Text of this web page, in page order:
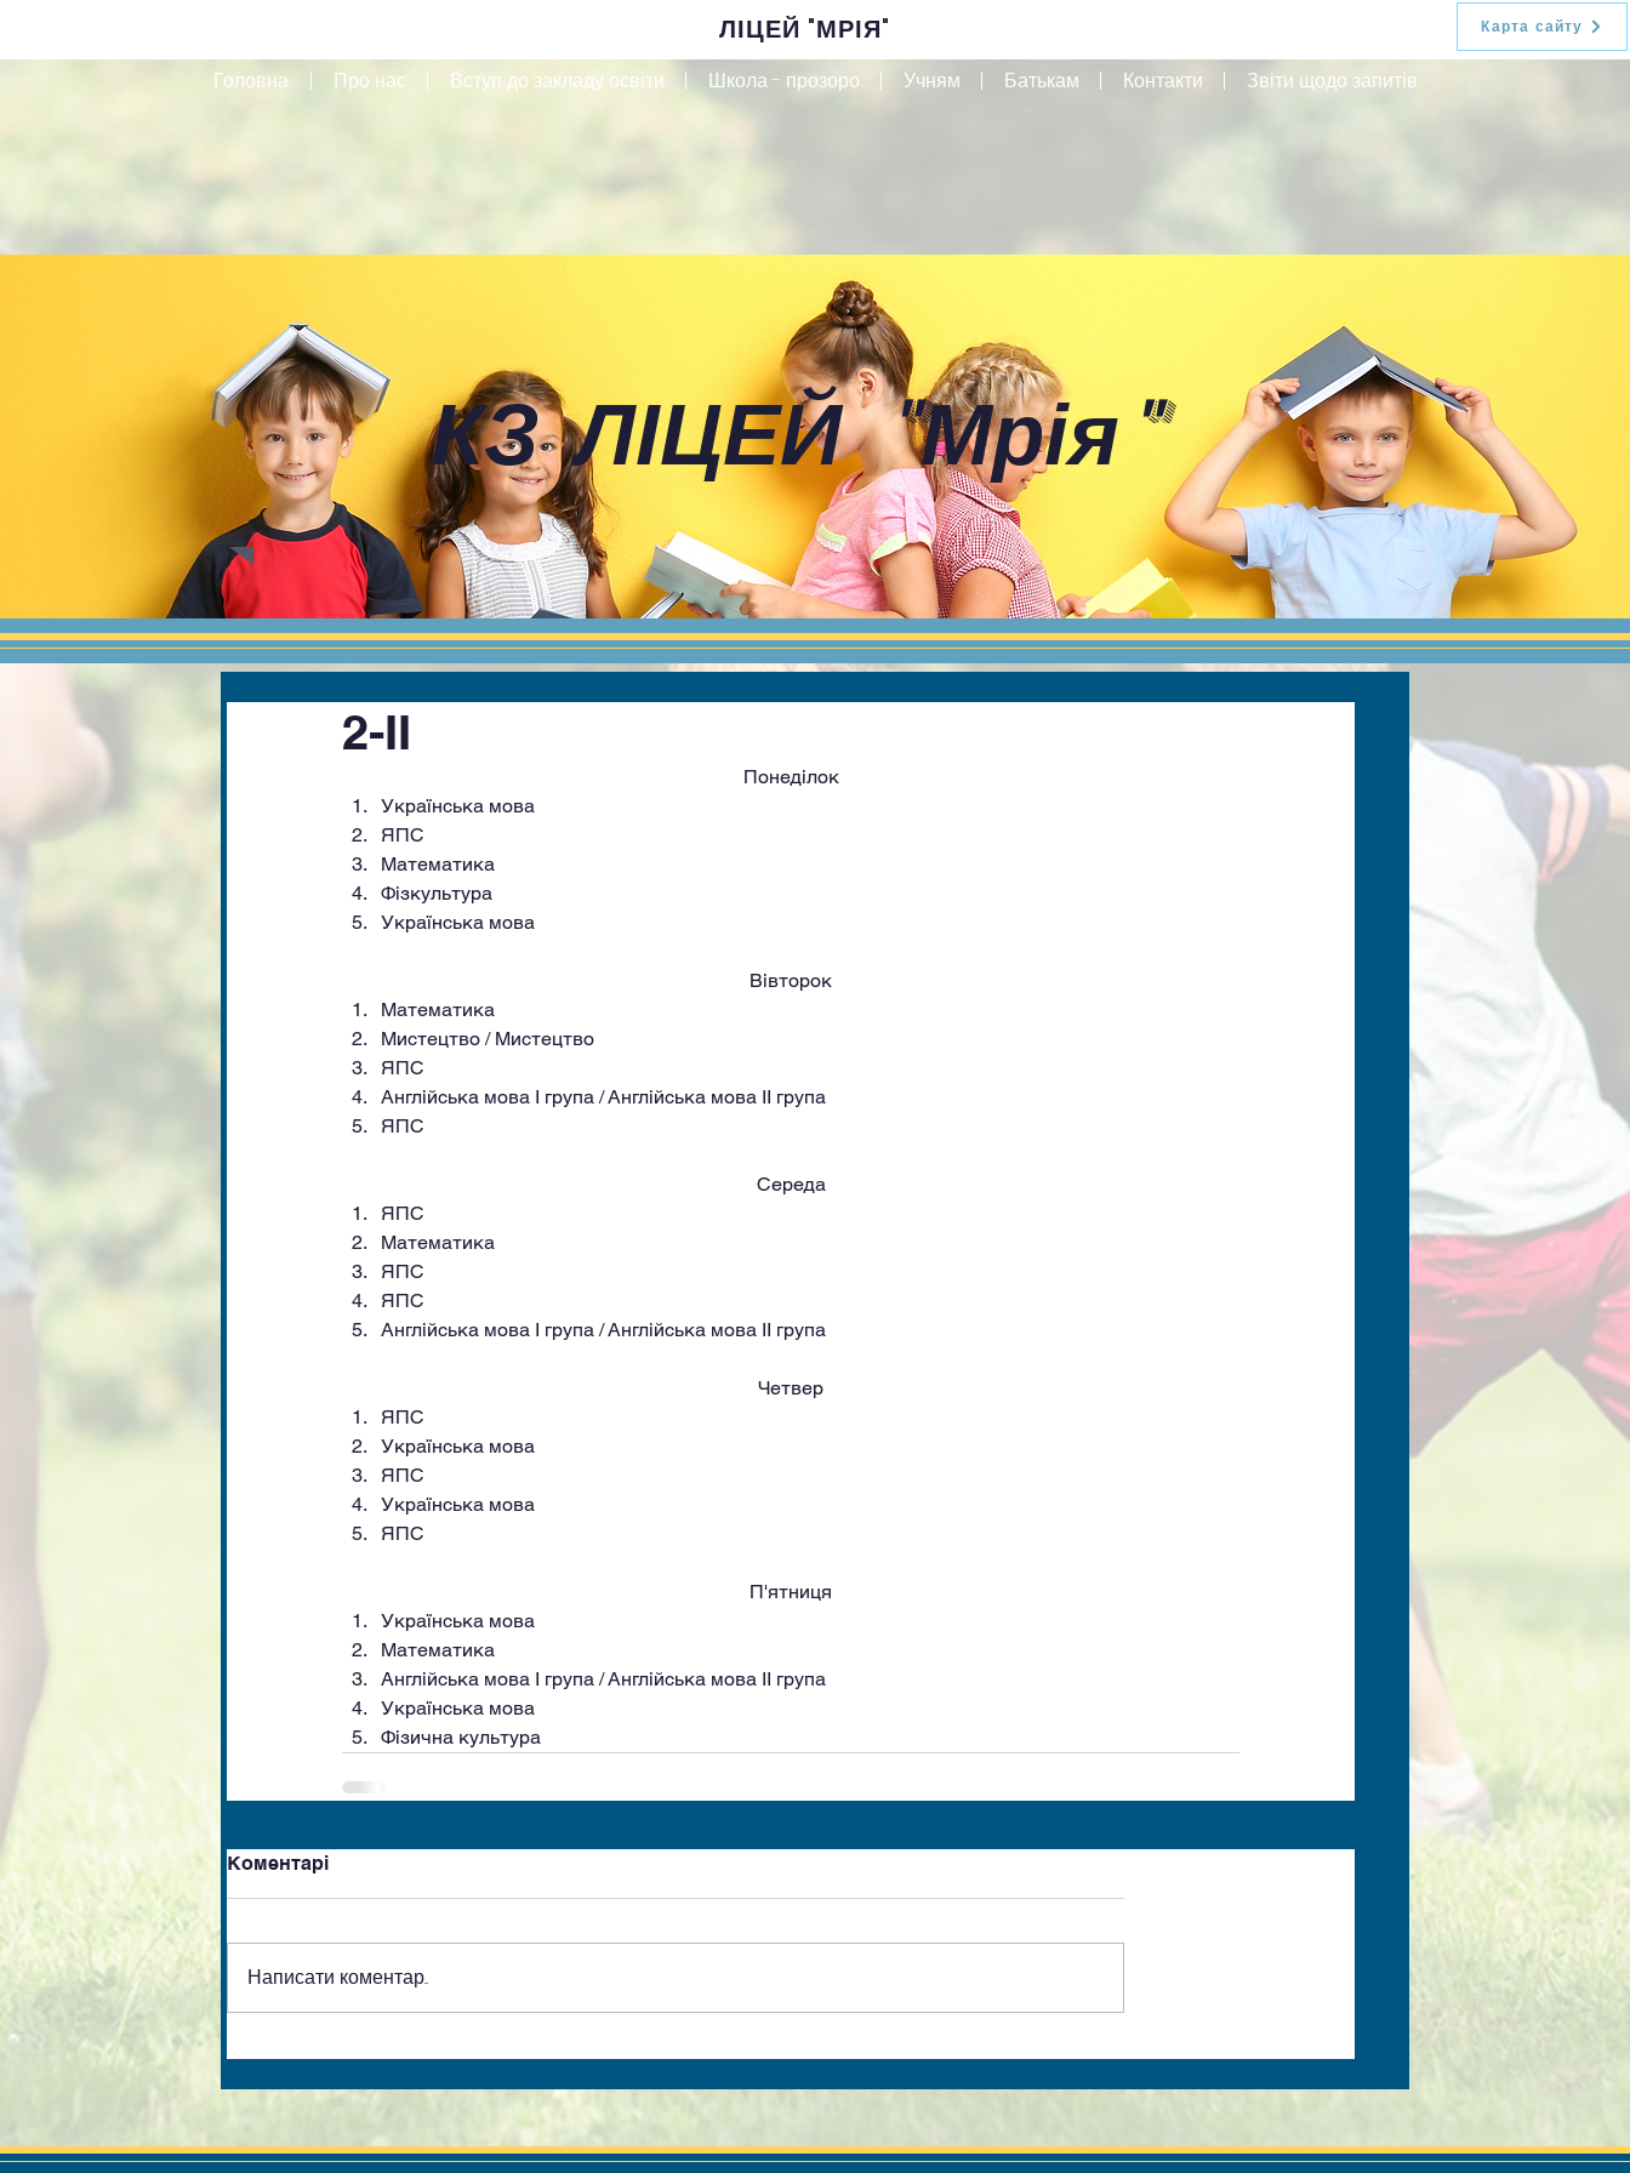
ЛІЦЕЙ "МРІЯ" Карта сайту
Головна Про нас Вступ до закладу освіти Школа - прозоро Учням Батькам Контакти Звіти щодо запитів
КЗ ЛІЦЕЙ"Мрія "
2-II
Понеділок
Українська мова
ЯПС
Математика
Фізкультура
Українська мова
Вівторок
Математика
Мистецтво / Мистецтво
ЯПС
Англійська мова I група / Англійська мова II група
ЯПС
Середа
ЯПС
Математика
ЯПС
ЯПС
Англійська мова I група / Англійська мова II група
Четвер
ЯПС
Українська мова
ЯПС
Українська мова
ЯПС
П'ятниця
Українська мова
Математика
Англійська мова I група / Англійська мова II група
Українська мова
Фізична культура
Коментарі
Написати коментар...